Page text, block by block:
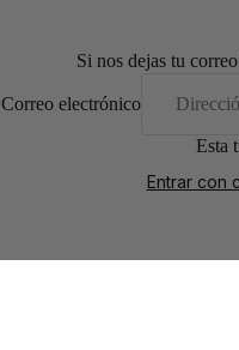
Si nos dejas tu
Correo electrónico
Esta
Entrar con